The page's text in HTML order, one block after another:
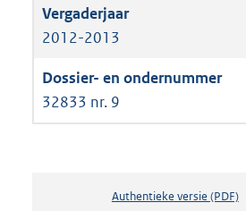
2012-2013
32833 nr. 9
Authentieke versie (PDF)b